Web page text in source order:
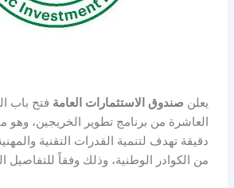
يعلن صندوق الاستثمارات العامة فتح باب
العاشرة من برنامج تطوير الخريجين، وهو
دقيقة تهدف لتنمية القدرات التقنية
من الكوادر الوطنية، وذلك وفقاً للتفاصيل